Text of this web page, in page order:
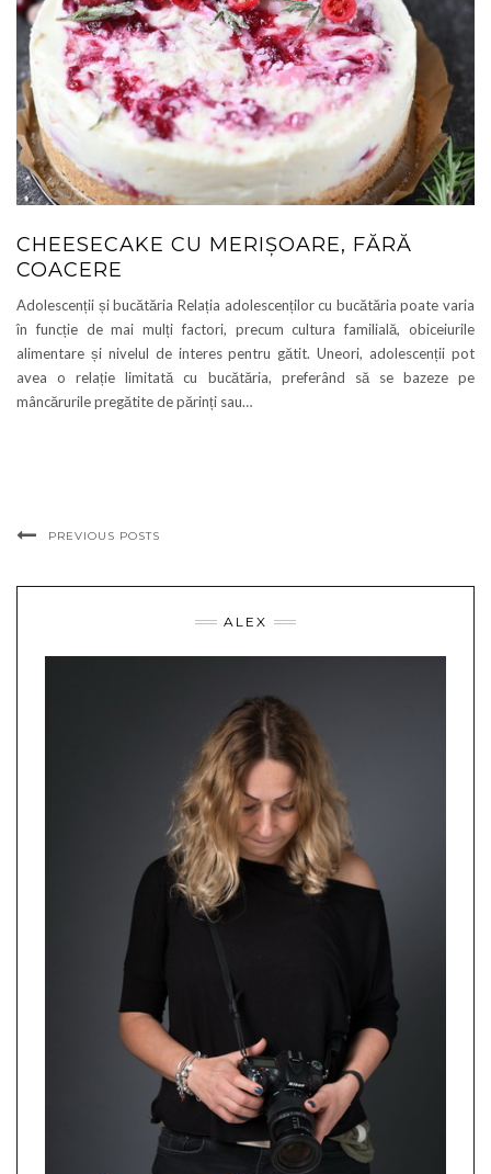
CHEESECAKE CU MERIȘOARE, FĂRĂ
COACERE
Adolescenții și bucătăria Relația adolescenților cu bucătăria poate varia
în funcție de mai mulți factori, precum cultura familială, obiceiurile
alimentare și nivelul de interes pentru gătit. Uneori, adolescenții pot
avea o relație limitată cu bucătăria, preferând să se bazeze pe
mâncărurile pregătite de părinți sau…
PREVIOUS POSTS
ALEX